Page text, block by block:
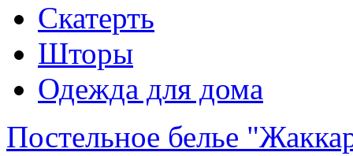
Скатерть
Шторы
Одежда для дома
Постельное белье